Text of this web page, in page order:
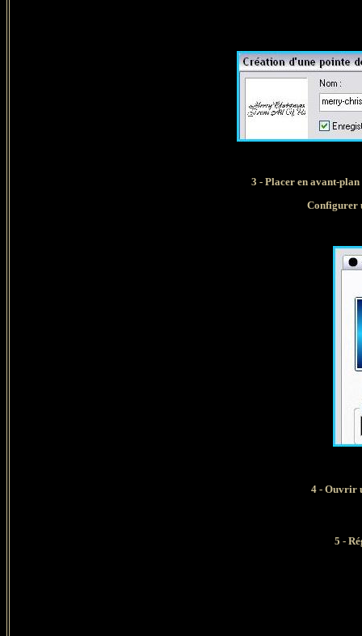
3 - Placer en avant-
Configurer
4 - Ouvrir
5 -